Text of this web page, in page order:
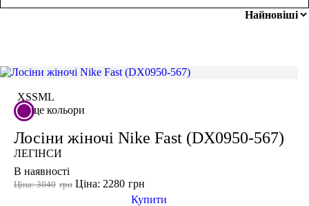
Взуття
АКСЕСУАРИ
XSSML
ще кольори
Лосіни жіночі Nike Fast (DX0950-567)
ЛЕГІНСИ
В наявності
грн
Ціна: 3040 грн
Ціна: 2280
Купити